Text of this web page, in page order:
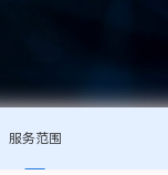
服务范围